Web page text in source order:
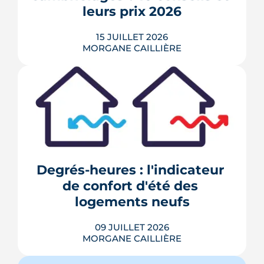
ressort le...leurs prix 2026
15 JUILLET 2026
MORGANE CAILLIÈRE
211 600 cambriolages et tentatives ont
été enregistrés en France en 2025, avec
un risque accru pendant les longues
absences estivales. De la serrure
Vacances, voici 10 mesures concrètes
recommandées par les forces de l'ordre
et les professionnels de ...
LIRE L'ARTICLE
Degrés-heures : l'indicateur
de confort d'été des
logements neufs
09 JUILLET 2026
MORGANE CAILLIÈRE